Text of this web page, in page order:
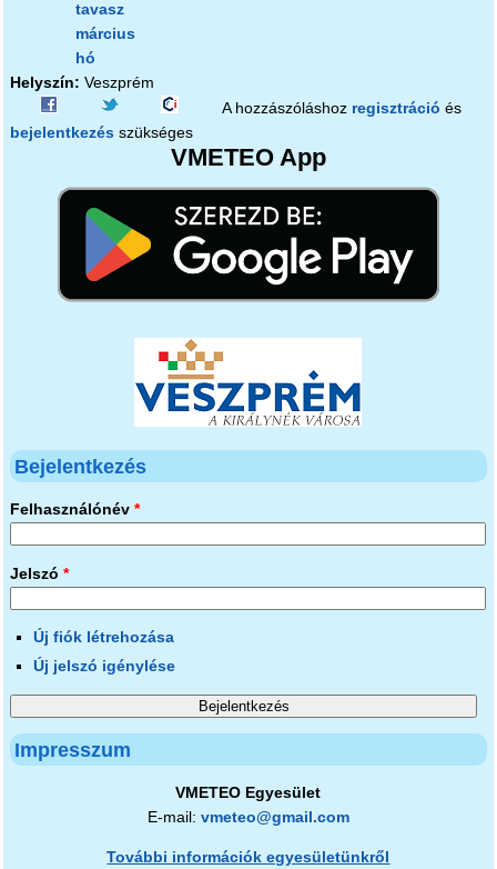
tavasz
március
hó
Helyszín: Veszprém
A hozzászóláshoz regisztráció és
bejelentkezés szükséges
VMETEO App
Bejelentkezés
Felhasználónév *
Jelszó *
Új fiók létrehozása
Új jelszó igénylése
Impresszum
VMETEO Egyesület
E-mail: vmeteo@gmail.com
További információk egyesületünkről